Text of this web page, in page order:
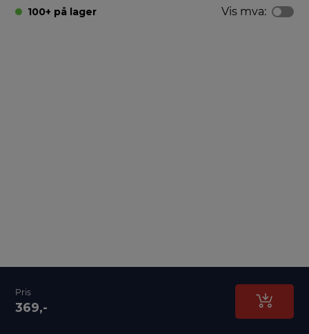
100+ på lager Vis mva:
Pris
369,-